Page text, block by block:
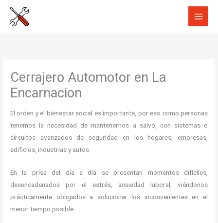
Cerrajero Automotor en La
Encarnacion
El orden y el bienestar social es importante, por eso como personas
tenemos la necesidad de mantenernos a salvo, con sistemas o
circuitos avanzados de seguridad en los hogares, empresas,
edificios, industrias y autos.
En la prisa del día a día se presentan momentos difíciles,
desencadenados por el estrés, ansiedad laboral, viéndonos
prácticamente obligados a solucionar los inconvenientes en el
menor tiempo posible.